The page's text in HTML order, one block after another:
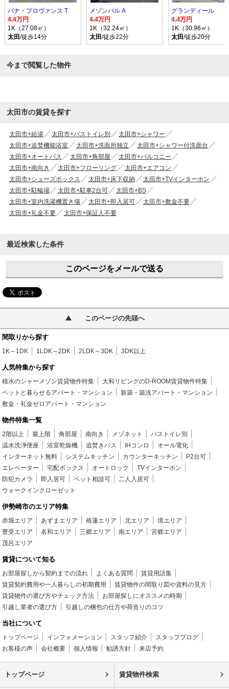
パナ・プロヴァンス T
4.4万円
1K（27.08㎡）
太田/徒歩14分
メゾンパル A
4.4万円
1K（32.24㎡）
太田/徒歩22分
グランディール
4.4万円
1K（30.96㎡）
太田/徒歩20分
今まで閲覧した物件
太田市の賃貸を探す
太田市+給湯 太田市+バストイレ別
太田市+シャワー
太田市+追焚機能浴室
太田市+洗面所独立
太田市+シャワー付洗面台
太田市+オートバス
太田市+角部屋
太田市+バルコニー
太田市+南向き
太田市+フローリング
太田市+エアコン
太田市+シューズボックス
太田市+床下収納
太田市+TVインターホン
太田市+駐輪場
太田市+駐車2台可
太田市+BS
太田市+室内洗濯機置き場
太田市+即入居可
太田市+敷金不要
太田市+礼金不要
太田市+保証人不要
最近検索した条件
このページをメールで送る
このページの先頭へ
間取りから探す
1K～1DK 1LDK～2DK 2LDK～3DK 3DK以上
人気特集から探す
積水のシャーメゾン賃貸物件特集
大和リビングのD-ROOM賃貸物件特集
ペットと暮らせるアパート・マンション
新築・築浅アパート・マンション
敷金・礼金ゼロアパート・マンション
物件特集一覧
2階以上 最上階 角部屋 南向き メゾネット
バストイレ別
温水洗浄便座
浴室乾燥機 追焚きバス IHコンロ
オール電化
インターネット無料
システムキッチン カウンターキッチン
P2台可
エレベーター
宅配ボックス オートロック
TVインターホン
防犯カメラ
即入居可 ペット相談可
二人入居可
ウォークインクローゼット
伊勢崎市のエリア特集
赤堀エリア あずまエリア 殖蓮エリア 北エリア
境エリア
豊受エリア
名和エリア 三郷エリア 南エリア
宮郷エリア
茂呂エリア
賃貸について知る
お部屋探しから契約までの流れ よくある質問
賃貸用語集
賃貸契約費用や一人暮らしの初期費用
賃貸物件の間取り図や資料の見方
賃貸物件の選び方やチェック方法
お部屋探しにオススメの時期
引越し業者の選び方
引越しの梱包の仕方や荷造りのコツ
当社について
トップページ インフォメーション スタッフ紹介
スタッフブログ
お客様の声
会社概要 個人情報 勧誘方針 来店予約
トップページ 賃貸物件検索